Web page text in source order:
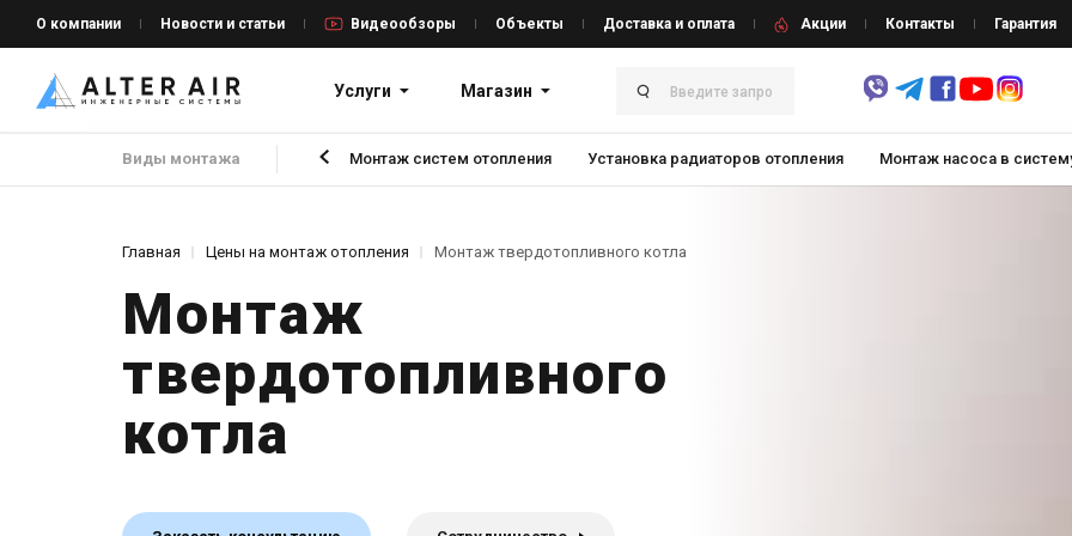
О компании Новости и статьи Видеообзоры Объекты Доставка и оплата Акции Контакты Гарантия
Услуги Магазин
Виды монтажа Монтаж систем отопления Установка радиаторов отопления Монтаж насоса в
Главная Цены на монтаж отопления Монтаж твердотопливного котла
Монтаж
твердотопливного
котла